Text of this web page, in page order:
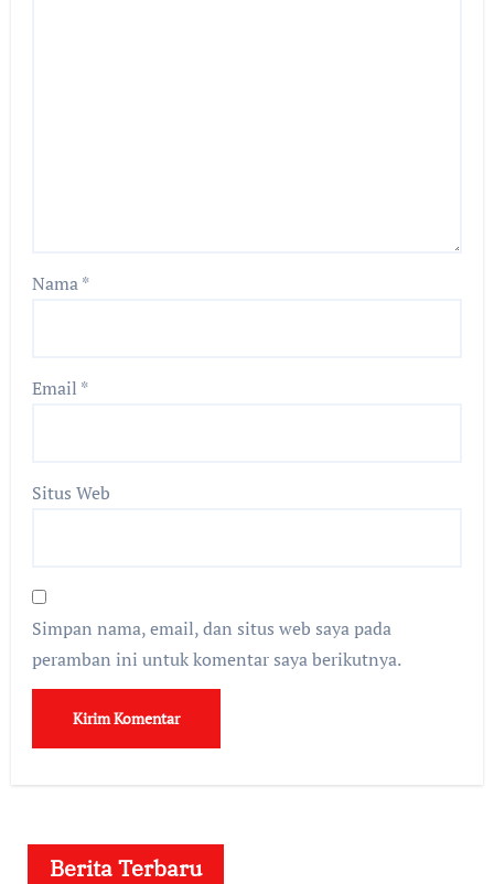
Nama*
Email *
Situs Web
Simpan nama, email, dan situs web saya pada
peramban ini untuk komentar saya berikutnya.
Berita Terbaru